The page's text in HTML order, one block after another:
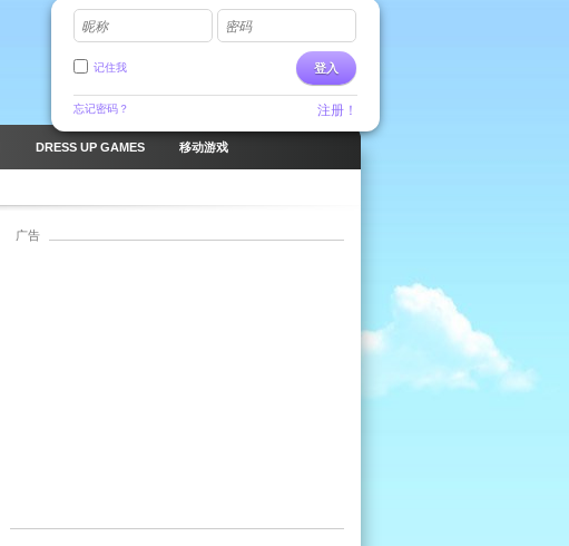
昵称 密码
登入
记住我
忘记密码？ 注册！
DRESS UP GAMES 移动游戏
广告